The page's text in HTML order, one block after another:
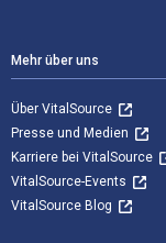
Mehr über uns
Über VitalSource
Presse und Medien
Karriere bei VitalSource
VitalSource-Events
VitalSource Blog